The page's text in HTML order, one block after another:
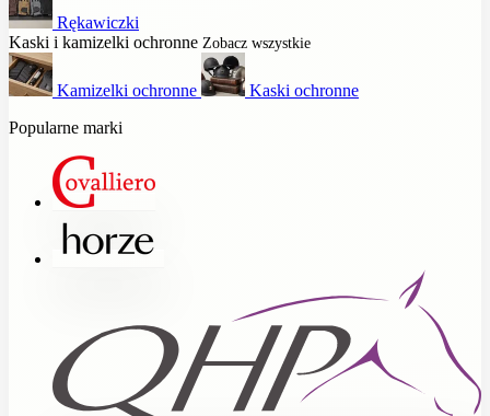
Rękawiczki
Kaski i kamizelki ochronne Zobacz wszystkie
Kamizelki ochronne
Kaski ochronne
Popularne marki